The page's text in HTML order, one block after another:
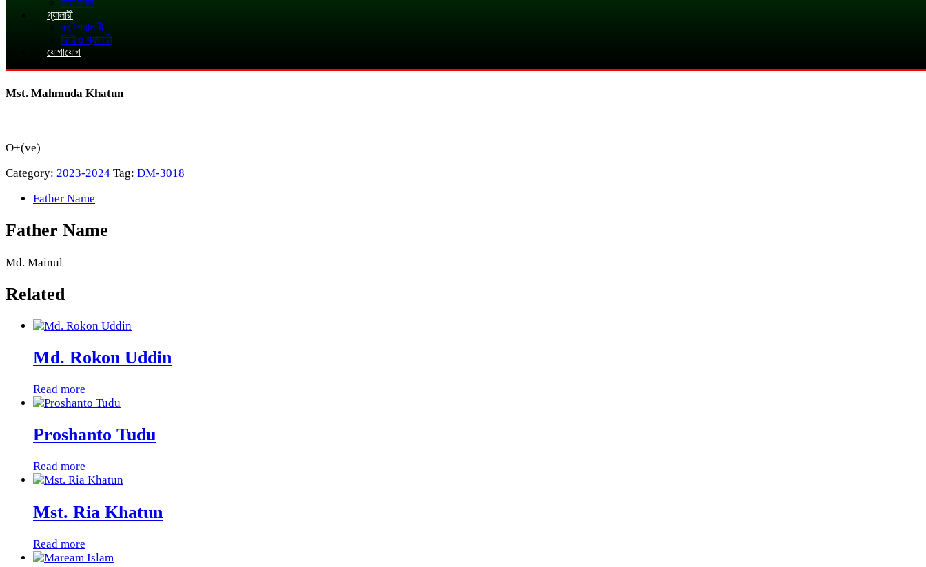
ভর্তি ফরম
গ্যালারী
ফটোগ্যালারী
ভিডিও গ্যালারী
যোগাযোগ
Mst. Mahmuda Khatun
O+(ve)
Category: 2023-2024 Tag: DM-3018
Father Name
Father Name
Md. Mainul
Related
Md. Rokon Uddin
Read more
Proshanto Tudu
Read more
Mst. Ria Khatun
Read more